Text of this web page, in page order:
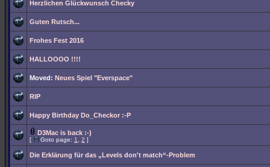
Herzlichen Glückwunsch Checky
Guten Rutsch...
Frohes Fest 2016
HALLOOOO !!!!
Moved: Neues Spiel "Everspace"
RIP
Happy Birthday Do_Checkor :-P
D3Mac is back :-)
[ Goto page: 1 2 ]
Die Erklärung für das „Levels don't match“-Problem